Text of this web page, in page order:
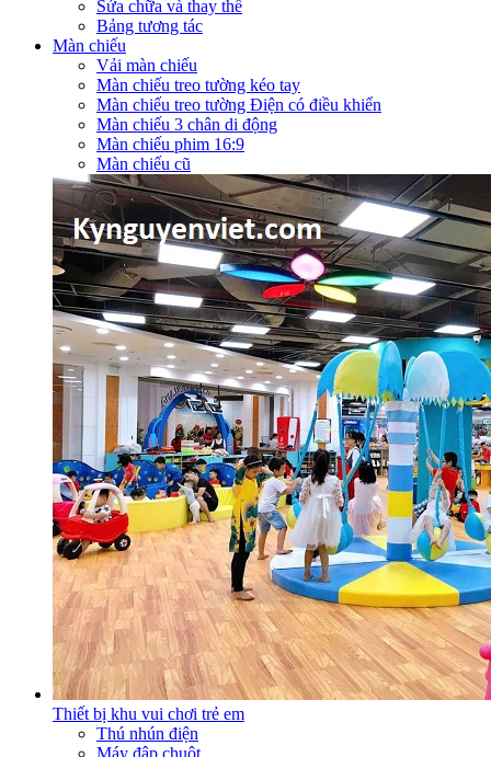
Sửa chữa và thay thế
Bảng tương tác
Màn chiếu
Vải màn chiếu
Màn chiếu treo tường kéo tay
Màn chiếu treo tường Điện có điều khiển
Màn chiếu 3 chân di động
Màn chiếu phim 16:9
Màn chiếu cũ
Thiết bị khu vui chơi trẻ em
Thú nhún điện
Máy đập chuột